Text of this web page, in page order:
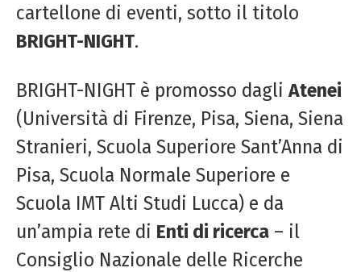
cartellone di eventi, sotto il titolo
BRIGHT-NIGHT.
BRIGHT-NIGHT è promosso dagli Atenei
(Università di Firenze, Pisa, Siena, Siena
Stranieri, Scuola Superiore Sant’Anna di
Pisa, Scuola Normale Superiore e
Scuola IMT Alti Studi Lucca) e da
un’ampia rete di Enti di ricerca – il
Consiglio Nazionale delle Ricerche